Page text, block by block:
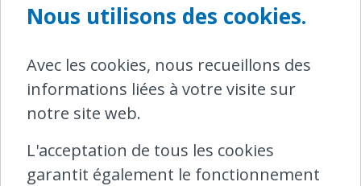
Nous utilisons des cookies.
Avec les cookies, nous recueillons des
informations liées à votre visite sur
notre site web.
L'acceptation de tous les cookies
garantit également le fonctionnement